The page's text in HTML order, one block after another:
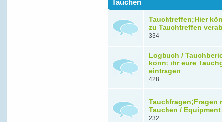
Tauchen
Tauchtreffen;Hier
zu Tauchtreffen
334
Logbuch /
könnt ihr eure
eintragen
428
Tauchfragen;Fragen
Tauchen / Equipment
232